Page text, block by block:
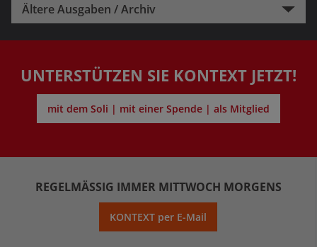
Ältere Ausgaben / Archiv
UNTERSTÜTZEN SIE KONTEXT JETZT!
mit dem Soli | mit einer Spende | als Mitglied
REGELMÄSSIG IMMER MITTWOCH MORGENS
KONTEXT per E-Mail